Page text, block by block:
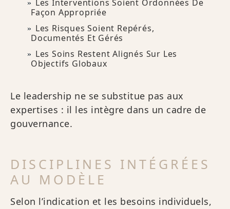
Les Interventions Soient Ordonnées De
Façon Appropriée
Les Risques Soient Repérés,
Documentés Et Gérés
Les Soins Restent Alignés Sur Les
Objectifs Globaux
Le leadership ne se substitue pas aux
expertises : il les intègre dans un cadre de
gouvernance.
DISCIPLINES INTÉGRÉES
AU MODÈLE
Selon l’indication et les besoins individuels,